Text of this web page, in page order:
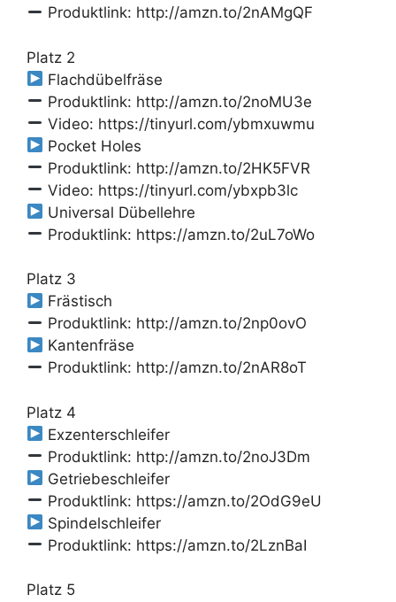
Produktlink: http://amzn.to/2nAMgQF
Platz 2
Flachdübelfräse
Produktlink: http://amzn.to/2noMU3e
Video: https://tinyurl.com/ybmxuwmu
Pocket Holes
Produktlink: http://amzn.to/2HK5FVR
Video: https://tinyurl.com/ybxpb3lc
Universal Dübellehre
Produktlink: https://amzn.to/2uL7oWo
Platz 3
Frästisch
Produktlink: http://amzn.to/2np0ovO
Kantenfräse
Produktlink: http://amzn.to/2nAR8oT
Platz 4
Exzenterschleifer
Produktlink: http://amzn.to/2noJ3Dm
Getriebeschleifer
Produktlink: https://amzn.to/2OdG9eU
Spindelschleifer
Produktlink: https://amzn.to/2LznBaI
Platz 5